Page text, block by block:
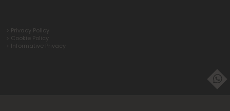
> Privacy Policy
> Cookie Policy
> Informative Privacy